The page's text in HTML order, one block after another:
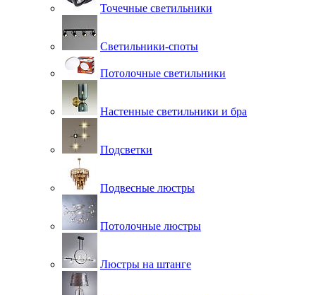
Точечные светильники
Светильники-споты
Потолочные светильники
Настенные светильники и бра
Подсветки
Подвесные люстры
Потолочные люстры
Люстры на штанге